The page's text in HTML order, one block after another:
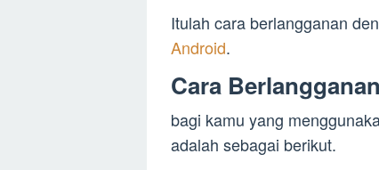
Itulah cara berlangganan
Android.
Cara
bagi kamu yang
adalah sebagai berikut.